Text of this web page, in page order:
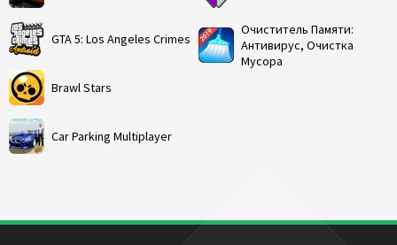
GTA 5: Los Angeles Crimes
Brawl Stars
Car Parking Multiplayer
Очиститель Памяти:
Антивирус, Очистка
Мусора